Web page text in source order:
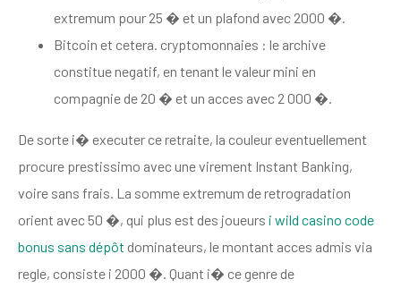
extremum pour 25 � et un plafond avec 2000 �.
Bitcoin et cetera. cryptomonnaies : le archive
constitue negatif, en tenant le valeur mini en
compagnie de 20 � et un acces avec 2 000 �.
De sorte i� executer ce retraite, la couleur eventuellement
procure prestissimo avec une virement Instant Banking,
voire sans frais. La somme extremum de retrogradation
orient avec 50 �, qui plus est des joueurs i wild casino code
bonus sans dépôt dominateurs, le montant acces admis via
regle, consiste i 2000 �. Quant i� ce genre de